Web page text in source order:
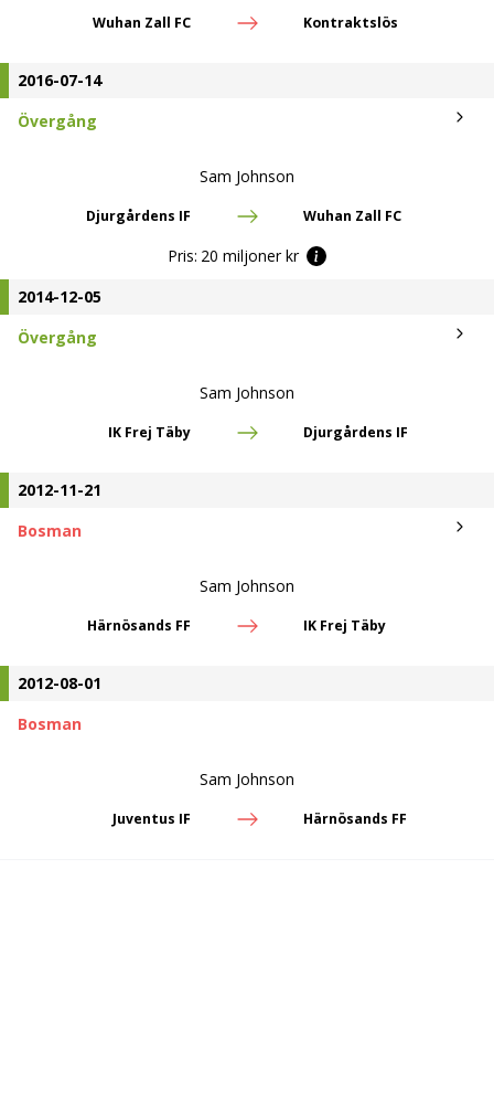
Wuhan Zall FC Kontraktslös
2016-07-14
Övergång
Sam Johnson
Djurgårdens IF Wuhan Zall FC
Pris: 20 miljoner kr
2014-12-05
Övergång
Sam Johnson
IK Frej Täby Djurgårdens IF
2012-11-21
Bosman
Sam Johnson
Härnösands FF IK Frej Täby
2012-08-01
Bosman
Sam Johnson
Juventus IF Härnösands FF